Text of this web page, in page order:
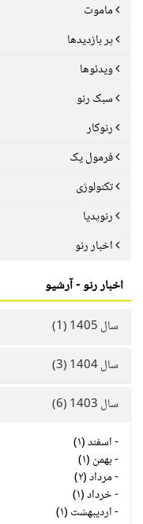
ماموت
پر بازدیدها
ویدئوها
سبک رنو
رنوکار
فرمول یک
تکنولوژی
رنوپدیا
اخبار رنو
اخبار رنو - آرشیو
سال 1405 (1)
سال 1404 (3)
سال 1403 (6)
-اسفند (۱)
-بهمن (۱)
-مرداد (۲)
-خرداد (۱)
-اردیبهشت (۱)